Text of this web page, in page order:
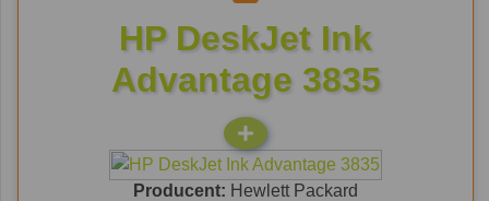
HP DeskJet Ink
Advantage 3835
Producent: Hewlett Packard